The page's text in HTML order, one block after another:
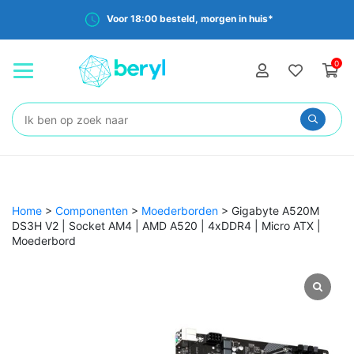
Voor 18:00 besteld, morgen in huis*
0
Zoeken:
Home > Componenten > Moederborden > Gigabyte A520M
DS3H V2 | Socket AM4 | AMD A520 | 4xDDR4 | Micro ATX |
Moederbord